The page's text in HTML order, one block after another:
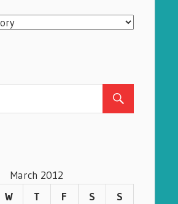
March 2012
W T F S S